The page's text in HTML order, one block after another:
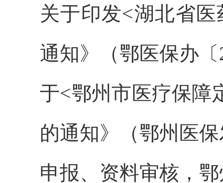
关于印发<湖北省
通知》（鄂医保办
于<鄂州市医疗保障
的通知》（鄂州医
申报、资料审核，